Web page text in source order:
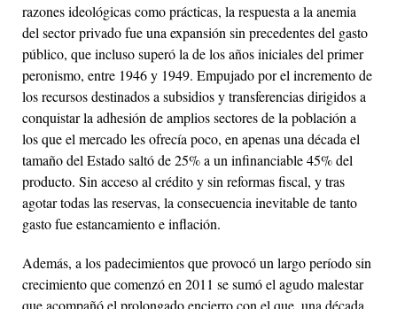
razones ideológicas como prácticas, la respuesta a la anemia
del sector privado fue una expansión sin precedentes del gasto
público, que incluso superó la de los años iniciales del primer
peronismo, entre 1946 y 1949. Empujado por el incremento de
los recursos destinados a subsidios y transferencias dirigidos a
conquistar la adhesión de amplios sectores de la población a
los que el mercado les ofrecía poco, en apenas una década el
tamaño del Estado saltó de 25% a un infinanciable 45% del
producto. Sin acceso al crédito y sin reformas fiscal, y tras
agotar todas las reservas, la consecuencia inevitable de tanto
gasto fue estancamiento e inflación.
Además, a los padecimientos que provocó un largo período sin
crecimiento que comenzó en 2011 se sumó el agudo malestar
que acompañó el prolongado encierro con el que, una década